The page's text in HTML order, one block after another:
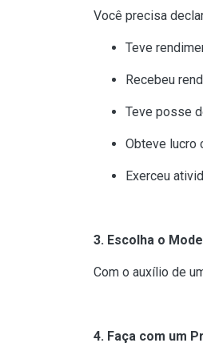
Você precisa
Teve
Recebeu
Teve posse
Obteve lucro
Exerceu
3. Escolha o
Com o auxílio de
4. Faça com um